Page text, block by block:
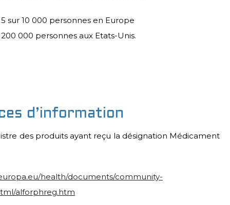
sur 10 000 personnes en Europe
000 personnes aux Etats-Unis.
d’information
des produits ayant reçu la désignation Médicament
health/documents/community-
alforphreg.htm